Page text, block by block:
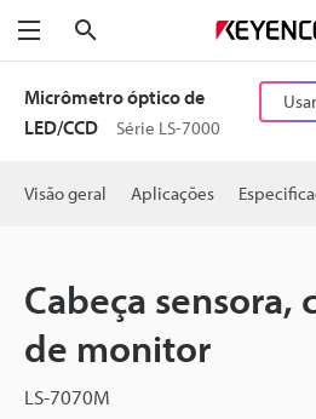
Menu
Micrômetro óptico de
LED/CCD
Série LS-7000
Visão geral Aplicações
Cabeça sensora,
de monitor
LS-7070M